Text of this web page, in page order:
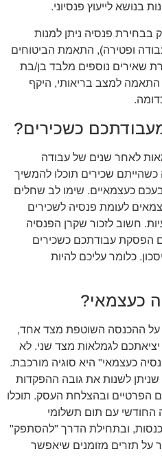
בנושא לייעוץ פנסיוני.
בבחירת פנסיה ניתן למנות
ופטירה), התאמת הביטוחים
שאירים נוספים מלבד בן/בת
או ילדים גם מעבר לגיל 21), התאמה למצב בריאותי, היקף
כשכירים?
לאחר שנים של עבודה
שכירים תוכלו להמשיך
כעצמאיים. שימו לב שחלים
לעומת פנסיה לשכירים
חשוב לזכור שקרן הפנסיה
הפסקת עבודתכם כשכירים
כלומר עליכם להיות
כעצמאי?
על ההכנסה השוטפת מצד אחד,
לגמלאות מצד שני. לא
כעצמאי" היא סוגיה מורכבת.
לשנות את גובה ההפקדות
הפרטיים ובהצלחת העסק. תוכלו
עם תום תשלומי
ובתחילת הדרך "להסתפק"
על תזרים מזומנים שיאפשר